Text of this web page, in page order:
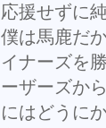
応援せずに
僕は馬鹿だ
イナーズを
ーザーズか
にはどうに